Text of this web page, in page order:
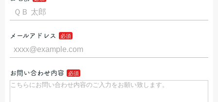
メールアドレス
お問い合わせ内容